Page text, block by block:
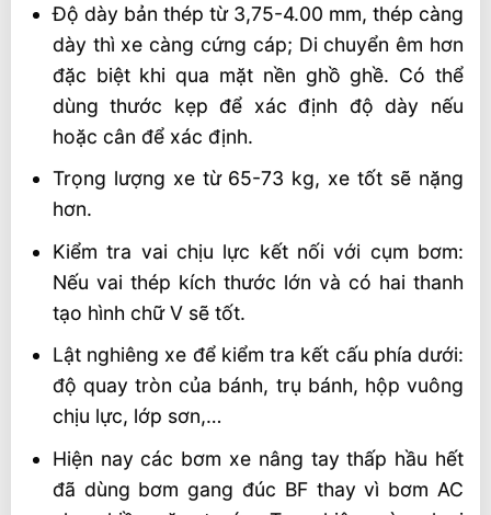
Độ dày bản thép từ 3,75-4.00 mm, thép càng
dày thì xe càng cứng cáp; Di chuyển êm hơn
đặc biệt khi qua mặt nền ghồ ghề. Có thể
dùng thước kẹp để xác định độ dày nếu
hoặc cân để xác định.
Trọng lượng xe từ 65-73 kg, xe tốt sẽ nặng
hơn.
Kiểm tra vai chịu lực kết nối với cụm bơm:
Nếu vai thép kích thước lớn và có hai thanh
tạo hình chữ V sẽ tốt.
Lật nghiêng xe để kiểm tra kết cấu phía dưới:
độ quay tròn của bánh, trụ bánh, hộp vuông
chịu lực, lớp sơn,…
Hiện nay các bơm xe nâng tay thấp hầu hết
đã dùng bơm gang đúc BF thay vì bơm AC